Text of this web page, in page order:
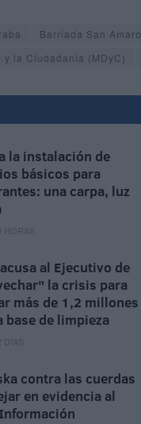
Barriada San Amaro
la Ciudadanía (MDyC)
la instalación de
básicos para
una carpa, luz
al Ejecutivo de
la crisis para
más de 1,2 millones
base de limpieza
contra las cuerdas
en evidencia al